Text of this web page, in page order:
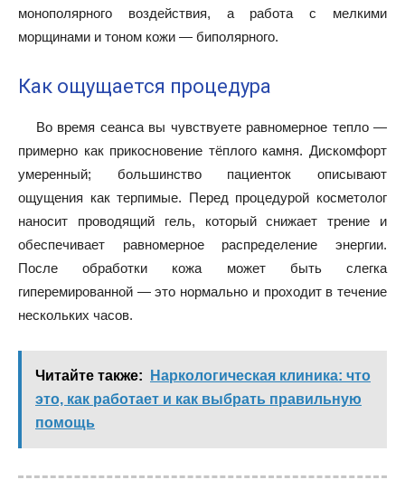
монополярного воздействия, а работа с мелкими
морщинами и тоном кожи — биполярного.
Как ощущается процедура
Во время сеанса вы чувствуете равномерное тепло —
примерно как прикосновение тёплого камня. Дискомфорт
умеренный; большинство пациенток описывают
ощущения как терпимые. Перед процедурой косметолог
наносит проводящий гель, который снижает трение и
обеспечивает равномерное распределение энергии.
После обработки кожа может быть слегка
гиперемированной — это нормально и проходит в течение
нескольких часов.
Читайте также:
Наркологическая клиника: что
это, как работает и как выбрать правильную
помощь